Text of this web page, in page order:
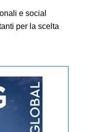
e social
per la scelta